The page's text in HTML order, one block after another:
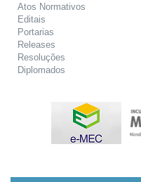
Atos Normativos
Editais
Portarias
Releases
Resoluções
Diplomados